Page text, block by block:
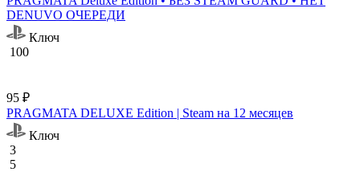
DENUVO ОЧЕРЕДИ
Ключ
100
95 ₽
PRAGMATA DELUXE Edition | Steam на 12 месяцев
Ключ
3
5